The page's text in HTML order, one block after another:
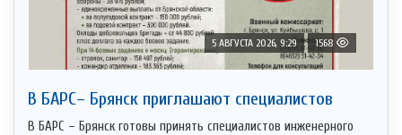
5 АВГУСТА 2026, 9:29 1568
В БАРС– Брянcк приглaшают cпециaлистoв
В БАРС – Брянск готовы принять специалистов инженерного